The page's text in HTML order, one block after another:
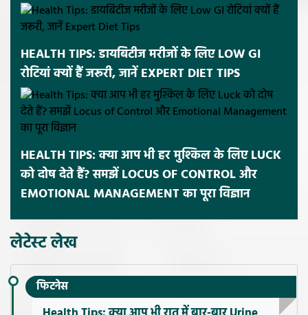
HEALTH TIPS: डायबिटीज मरीजों के लिए LOW GI
रोटियां क्यों हैं जरूरी, जानें EXPERT DIET TIPS
HEALTH TIPS: क्या आप भी हर मुश्किल के लिए LUCK
को दोष देते हैं? समझें LOCUS OF CONTROL और
EMOTIONAL MANAGEMENT का पूरा विज्ञान
लेटेस्ट लेख
फिटनेस